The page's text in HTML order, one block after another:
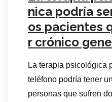
nica podría
os pacientes
r crónico
La terapia psicológica
teléfono podría tener
personas que sufren